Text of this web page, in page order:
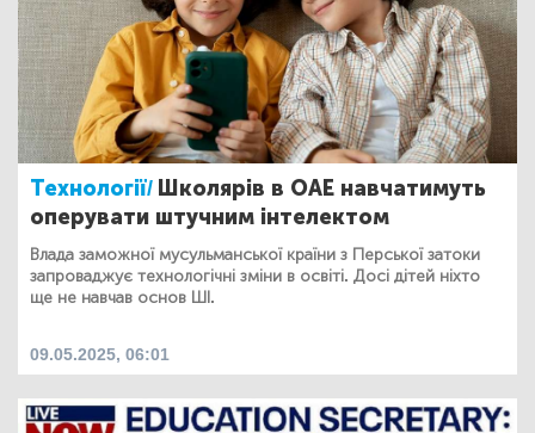
Технології/ Школярів в ОАЕ навчатимуть
оперувати штучним інтелектом
Влада заможної мусульманської країни з Перської затоки
запроваджує технологічні зміни в освіті. Досі дітей ніхто
ще не навчав основ ШІ.
09.05.2025, 06:01